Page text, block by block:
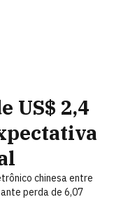
US$ 2,4
chinesa entre
perda de 6,07